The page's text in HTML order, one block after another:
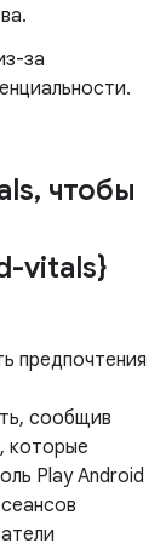
за
, чтобы
vitals}
предпочтения
сообщив
которые
Play Android